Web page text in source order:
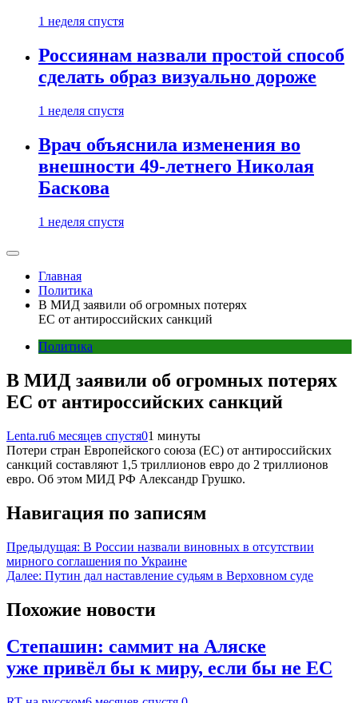
1 неделя спустя
Россиянам назвали простой способ
сделать образ визуально дороже
1 неделя спустя
Врач объяснила изменения во
внешности 49-летнего Николая
Баскова
1 неделя спустя
Главная
Политика
В МИД заявили об огромных потерях
ЕС от антироссийских санкций
Политика
В МИД заявили об огромных потерях
ЕС от антироссийских санкций
Lenta.ru6 месяцев спустя01 минуты
Потери стран Европейского союза (ЕС) от антироссийских
санкций составляют 1,5 триллионов евро до 2 триллионов
евро. Об этом МИД РФ Александр Грушко.
Навигация по записям
Предыдущая: В России назвали виновных в отсутствии
мирного соглашения по Украине
Далее: Путин дал наставление судьям в Верховном суде
Похожие новости
Степашин: саммит на Аляске
уже привёл бы к миру, если бы не ЕС